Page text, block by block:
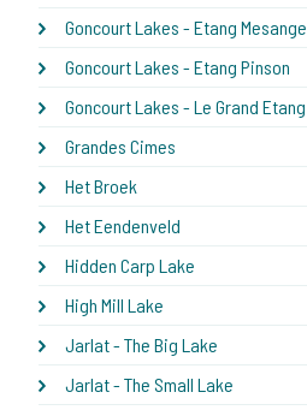
Goncourt Lakes - Etang Mesange
Goncourt Lakes - Etang Pinson
Goncourt Lakes - Le Grand Etang
Grandes Cimes
Het Broek
Het Eendenveld
Hidden Carp Lake
High Mill Lake
Jarlat - The Big Lake
Jarlat - The Small Lake